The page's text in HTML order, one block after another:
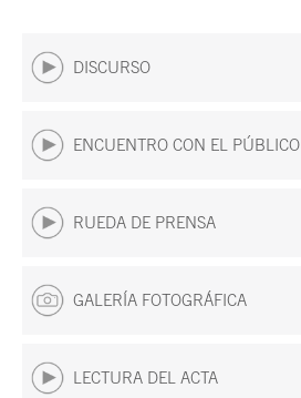
DISCURSO
ENCUENTRO CON EL PÚBLICO
RUEDA DE PRENSA
GALERÍA FOTOGRÁFICA
LECTURA DEL ACTA